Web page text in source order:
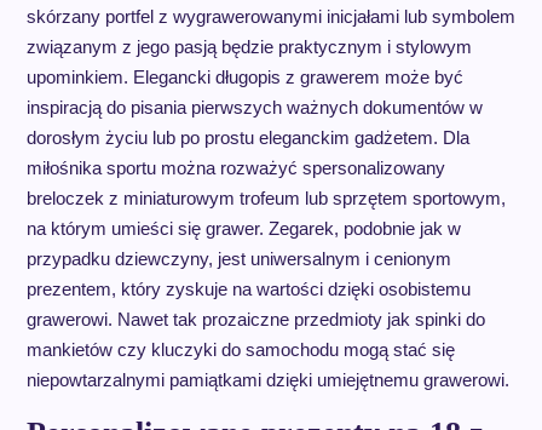
skórzany portfel z wygrawerowanymi inicjałami lub symbolem
związanym z jego pasją będzie praktycznym i stylowym
upominkiem. Elegancki długopis z grawerem może być
inspiracją do pisania pierwszych ważnych dokumentów w
dorosłym życiu lub po prostu eleganckim gadżetem. Dla
miłośnika sportu można rozważyć spersonalizowany
breloczek z miniaturowym trofeum lub sprzętem sportowym,
na którym umieści się grawer. Zegarek, podobnie jak w
przypadku dziewczyny, jest uniwersalnym i cenionym
prezentem, który zyskuje na wartości dzięki osobistemu
grawerowi. Nawet tak prozaiczne przedmioty jak spinki do
mankietów czy kluczyki do samochodu mogą stać się
niepowtarzalnymi pamiątkami dzięki umiejętnemu grawerowi.